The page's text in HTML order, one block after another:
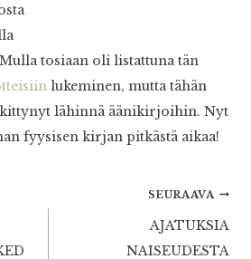
tosiaan oli listattuna tän
lukeminen, mutta tähän
lähinnä äänikirjoihin. Nyt
fyysisen kirjan pitkästä aikaa!
SEURAAVA
AJATUKSIA
NAISEUDESTA